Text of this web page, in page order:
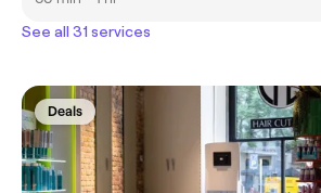
See all 31 services
Deals